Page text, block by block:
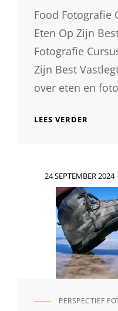
Food Fotografie
Eten Op Zijn
Fotografie
Zijn Best
over eten en
LEES VERDER
IN
ONZE
24 SEPTEMBER 2024
CAT
PERSPECTIEF